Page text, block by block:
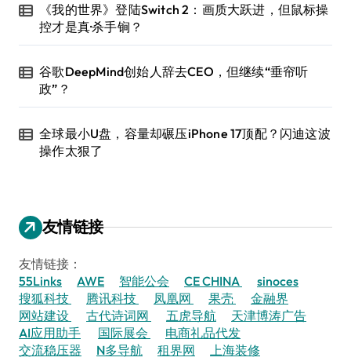
《我的世界》登陆Switch 2：画质大跃进，但鼠标操
控才是真·杀手锏？
谷歌DeepMind创始人辞去CEO，但继续“垂帘听
政”？
全球最小U盘，容量却碾压iPhone 17顶配？闪迪这波
操作太狠了
友情链接
友情链接：
55Links
AWE 智能公会 CE CHINA
sinoces
搜狐科技
腾讯科技 凤凰网 果壳
金融界
网站建设
古代诗词网 五虎导航
天津博涛广告
AI应用助手
国际展会
电商礼品代发
交流稳压器
N多导航 租界网 上海装修